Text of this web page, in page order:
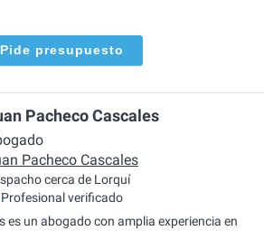
Pide presupuesto
Pacheco Cascales
Pacheco Cascales
cerca de Lorquí
Profesional verificado
es un abogado con amplia experiencia en